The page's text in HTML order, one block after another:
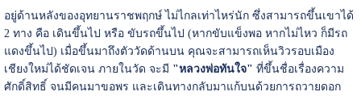
อยู่ด้านหลังของอุทยานราชพฤกษ์ ไม่ไกลเท่าไหร่นัก ซึ่งสามารถขึ้นเขาได้
2 ทาง คือ เดินขึ้นไป หรือ ขับรถขึ้นไป (หากขับแข็งพอ หากไม่ไหว ก็มีรถ
แดงขึ้นไป) เมื่อขึ้นมาถึงตัววัดด้านบน คุณจะสามารถเห็นวิวรอบเมือง
เชียงใหม่ได้ชัดเจน ภายในวัด จะมี "หลวงพ่อทันใจ" ที่ขึ้นชื่อเรื่องความ
ศักดิ์สิทธิ์ จนมีคนมาขอพร และเดินทางกลับมาแก้บนด้วยการถวายดอก